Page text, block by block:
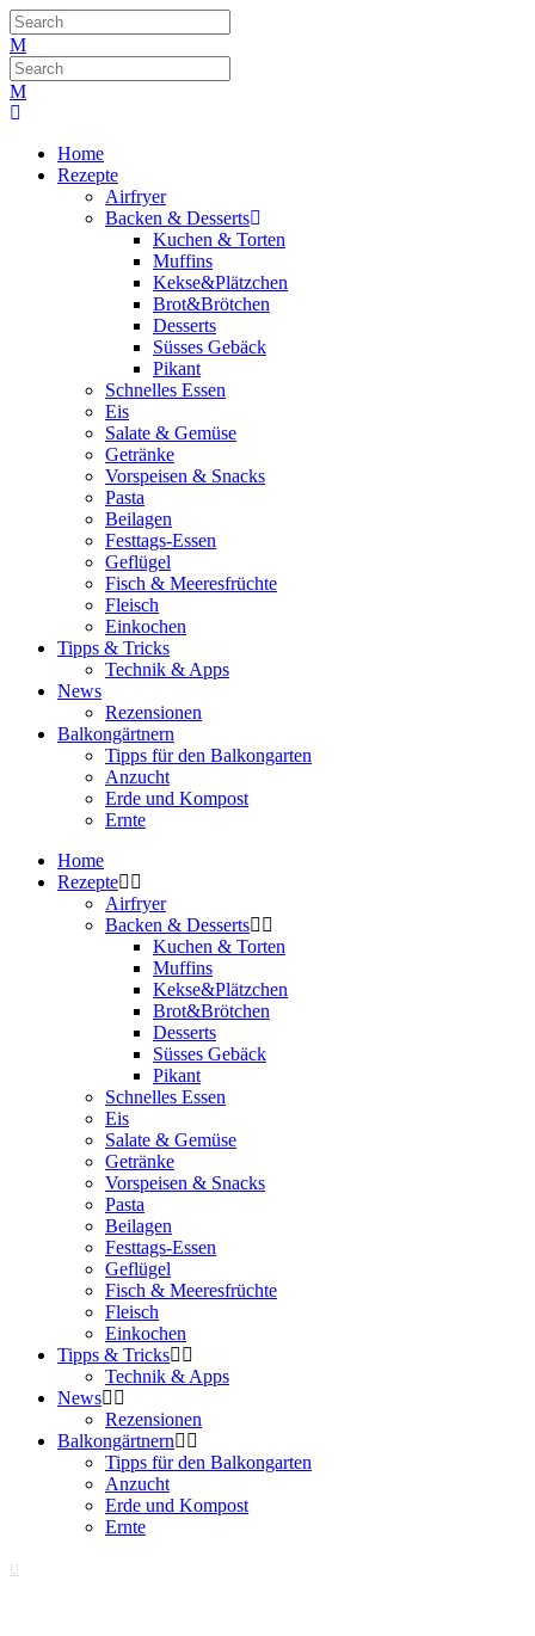
Home
Rezepte
Airfryer
Backen & Desserts
Kuchen & Torten
Muffins
Kekse&Plätzchen
Brot&Brötchen
Desserts
Süsses Gebäck
Pikant
Schnelles Essen
Eis
Salate & Gemüse
Getränke
Vorspeisen & Snacks
Pasta
Beilagen
Festtags-Essen
Geflügel
Fisch & Meeresfrüchte
Fleisch
Einkochen
Tipps & Tricks
Technik & Apps
News
Rezensionen
Balkongärtnern
Tipps für den Balkongarten
Anzucht
Erde und Kompost
Ernte
Home
Rezepte
Airfryer
Backen & Desserts
Kuchen & Torten
Muffins
Kekse&Plätzchen
Brot&Brötchen
Desserts
Süsses Gebäck
Pikant
Schnelles Essen
Eis
Salate & Gemüse
Getränke
Vorspeisen & Snacks
Pasta
Beilagen
Festtags-Essen
Geflügel
Fisch & Meeresfrüchte
Fleisch
Einkochen
Tipps & Tricks
Technik & Apps
News
Rezensionen
Balkongärtnern
Tipps für den Balkongarten
Anzucht
Erde und Kompost
Ernte